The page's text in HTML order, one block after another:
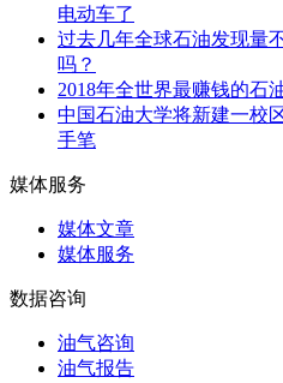
电动车了
过去几年全球石油发现量
吗？
2018年全世界最赚钱的石
中国石油大学将新建一校
手笔
媒体服务
媒体文章
媒体服务
数据咨询
油气咨询
油气报告